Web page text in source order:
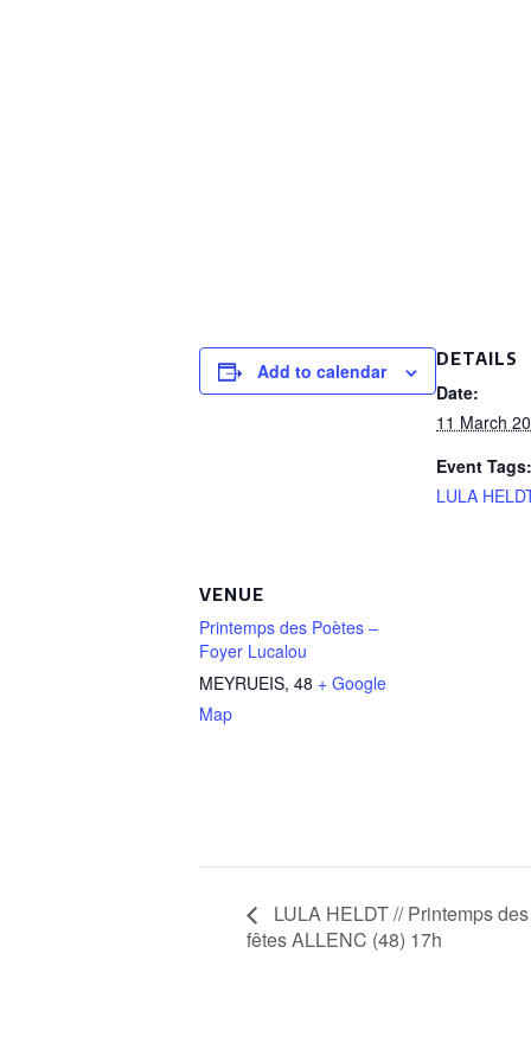
Add to calendar
DETAILS
Date:
11 March
Event Tags:
LULA
VENUE
Printemps des Poètes –
Foyer Lucalou
MEYRUEIS, 48 + Google
Map
LULA HELDT // Printemps
fêtes ALLENC (48) 17h